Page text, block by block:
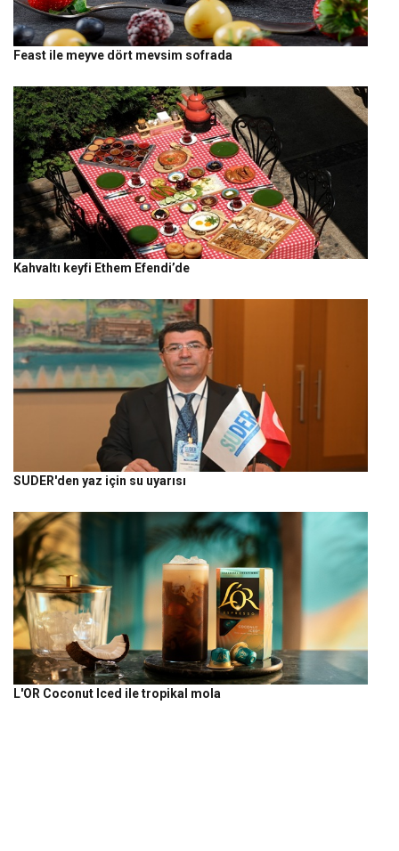
Feast ile meyve dört mevsim sofrada
Kahvaltı keyfi Ethem Efendi’de
SUDER'den yaz için su uyarısı
L'OR Coconut Iced ile tropikal mola